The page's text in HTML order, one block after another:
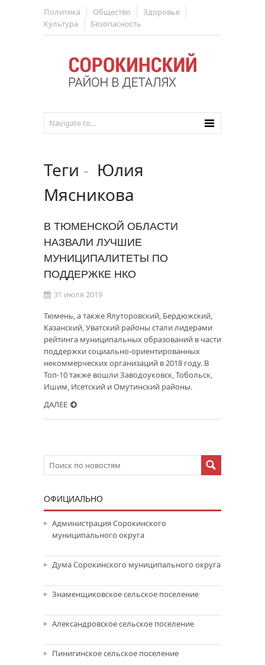
Политика Общество
Здоровье
Культура
Безопасность
Теги - Юлия
Мясникова
В ТЮМЕНСКОЙ ОБЛАСТИ
НАЗВАЛИ ЛУЧШИЕ
МУНИЦИПАЛИТЕТЫ ПО
ПОДДЕРЖКЕ НКО
31 июля 2019
Тюмень, а также Ялуторовский, Бердюжский,
Казанский, Уватский районы стали лидерами
рейтинга муниципальных образований в части
поддержки социально-ориентированных
некоммерческих организаций в 2018 году. В
Топ-10 также вошли Заводоуковск, Тобольск,
Ишим, Исетский и Омутинский районы.
ДАЛЕЕ
ОФИЦИАЛЬНО
Администрация Сорокинского
муниципального округа
Дума Сорокинского муниципального округа
Знаменщиковское сельское поселение
Александровское сельское поселение
Пинигинское сельское поселение